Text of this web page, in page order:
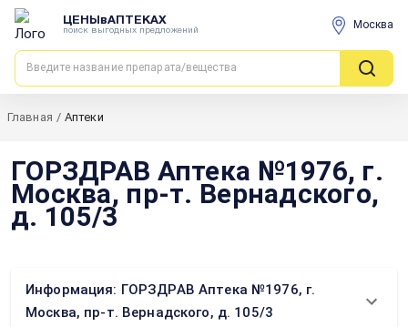
ЦЕНЫвАПТЕКАХ
поиск выгодных предложений Москва
Главная / Аптеки
ГОРЗДРАВ Аптека №1976, г.
Москва, пр-т. Вернадского,
д. 105/3
Информация: ГОРЗДРАВ Аптека №1976, г.
Москва, пр-т. Вернадского, д. 105/3